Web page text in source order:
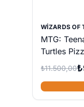
WIZARDS OF
MTG:
Turtles
₺11.500,00